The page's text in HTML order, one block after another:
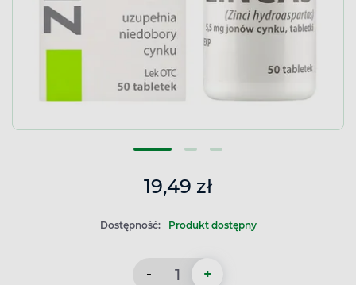
19,49 zł
Dostępność: Produkt dostępny
- +